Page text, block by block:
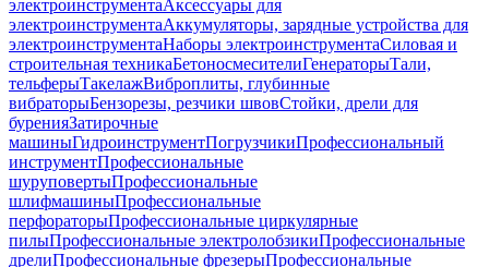
электроинструментаАксессуары для
электроинструментаАккумуляторы, зарядные устройства для
электроинструментаНаборы электроинструментаСиловая и
строительная техникаБетоносмесителиГенераторыТали,
тельферыТакелажВиброплиты, глубинные
вибраторыБензорезы, резчики швовСтойки, дрели для
буренияЗатирочные
машиныГидроинструментПогрузчикиПрофессиональный
инструментПрофессиональные
шуруповертыПрофессиональные
шлифмашиныПрофессиональные
перфораторыПрофессиональные циркулярные
пилыПрофессиональные электролобзикиПрофессиональные
дрелиПрофессиональные фрезерыПрофессиональные